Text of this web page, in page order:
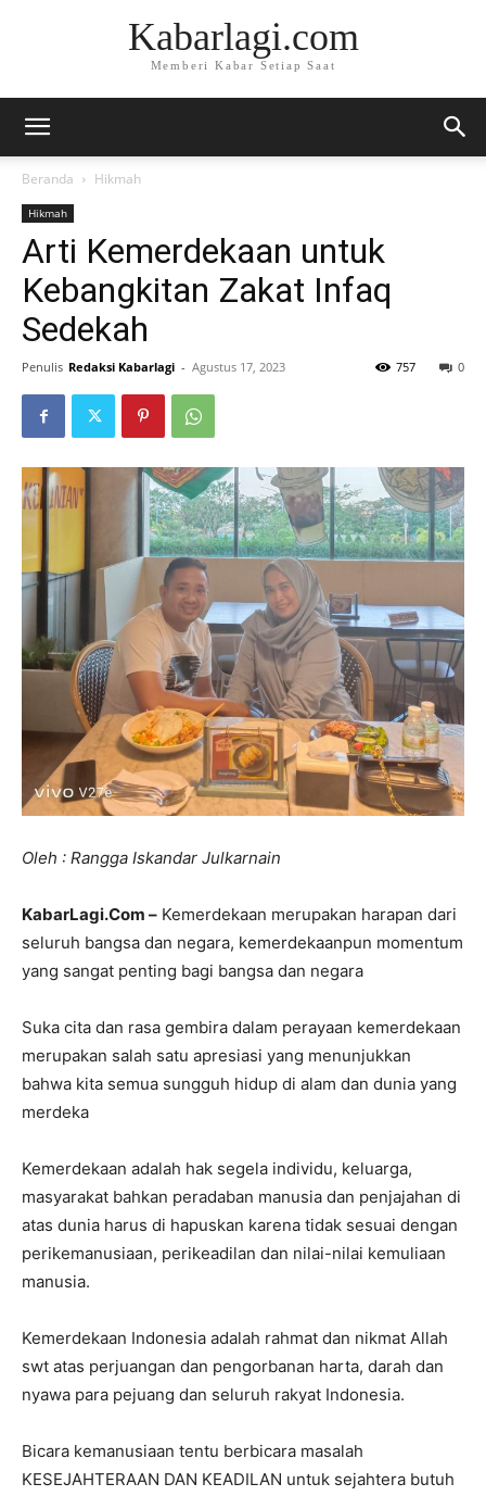
Kabarlagi.com
Memberi Kabar Setiap Saat
Beranda Hikmah
Hikmah
Arti Kemerdekaan untuk
Kebangkitan Zakat Infaq
Sedekah
Penulis Redaksi Kabarlagi - Agustus 17, 2023 0
757
Oleh : Rangga Iskandar Julkarnain
KabarLagi.Com – Kemerdekaan merupakan harapan dari
seluruh bangsa dan negara, kemerdekaanpun momentum
yang sangat penting bagi bangsa dan negara
Suka cita dan rasa gembira dalam perayaan kemerdekaan
merupakan salah satu apresiasi yang menunjukkan
bahwa kita semua sungguh hidup di alam dan dunia yang
merdeka
Kemerdekaan adalah hak segela individu, keluarga,
masyarakat bahkan peradaban manusia dan penjajahan di
atas dunia harus di hapuskan karena tidak sesuai dengan
perikemanusiaan, perikeadilan dan nilai-nilai kemuliaan
manusia.
Kemerdekaan Indonesia adalah rahmat dan nikmat Allah
swt atas perjuangan dan pengorbanan harta, darah dan
nyawa para pejuang dan seluruh rakyat Indonesia.
Bicara kemanusiaan tentu berbicara masalah
KESEJAHTERAAN DAN KEADILAN untuk sejahtera butuh